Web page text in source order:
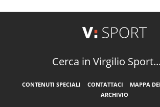
Cerca in Virgilio Sport...
CONTENUTI SPECIALI CONTATTACI MAPPA
ARCHIVIO